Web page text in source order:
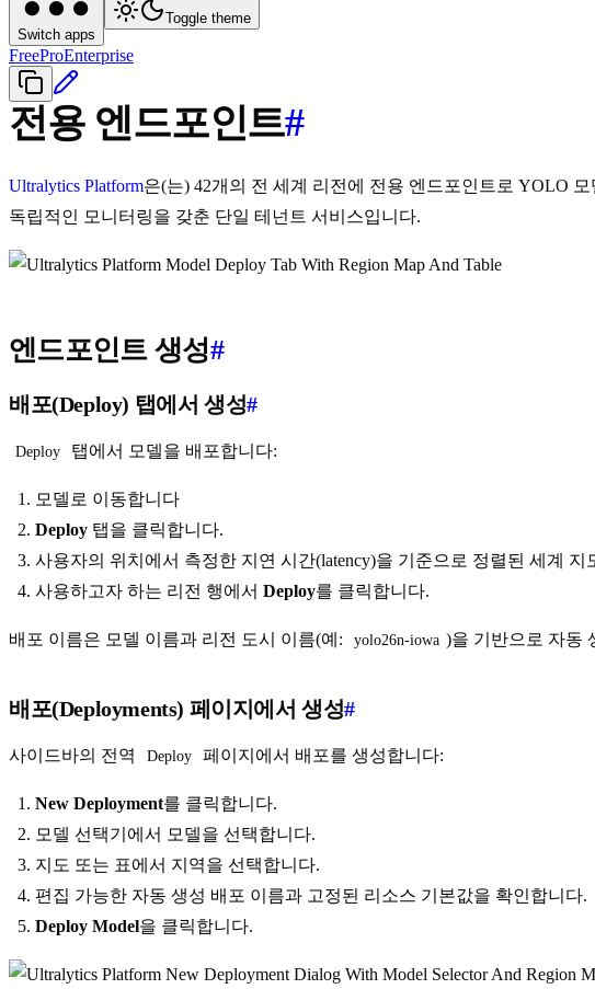
Switch apps
Toggle theme
FreeProEnterprise
전용 엔드포인트#
Ultralytics Platform은(는) 42개의 전 세계 리전에 전용 엔드포인트로 YOLO
독립적인 모니터링을 갖춘 단일 테넌트 서비스입니다.
엔드포인트 생성#
배포(Deploy) 탭에서 생성#
Deploy 탭에서 모델을 배포합니다:
모델로 이동합니다
Deploy 탭을 클릭합니다.
사용자의 위치에서 측정한 지연 시간(latency)을 기준으로 정렬된 세계 지
사용하고자 하는 리전 행에서 Deploy를 클릭합니다.
배포 이름은 모델 이름과 리전 도시 이름(예: yolo26n-iowa )을 기반으로 자동
배포(Deployments) 페이지에서 생성#
사이드바의 전역 Deploy 페이지에서 배포를 생성합니다:
New Deployment를 클릭합니다.
모델 선택기에서 모델을 선택합니다.
지도 또는 표에서 지역을 선택합니다.
편집 가능한 자동 생성 배포 이름과 고정된 리소스 기본값을 확인합니다.
Deploy Model을 클릭합니다.